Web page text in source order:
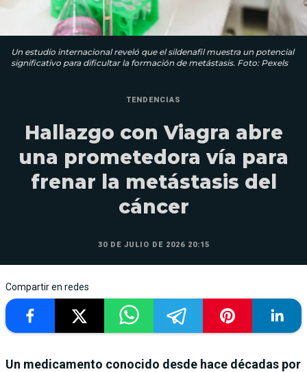
Un estudio internacional reveló que el sildenafil muestra un potencial
significativo para dificultar la formación de metástasis. Foto: Pexels
TENDENCIAS
Hallazgo con Viagra abre
una prometedora vía para
frenar la metástasis del
cáncer
30 DE JULIO DE 2026 20:15
Compartir en redes
Un medicamento conocido desde hace décadas por